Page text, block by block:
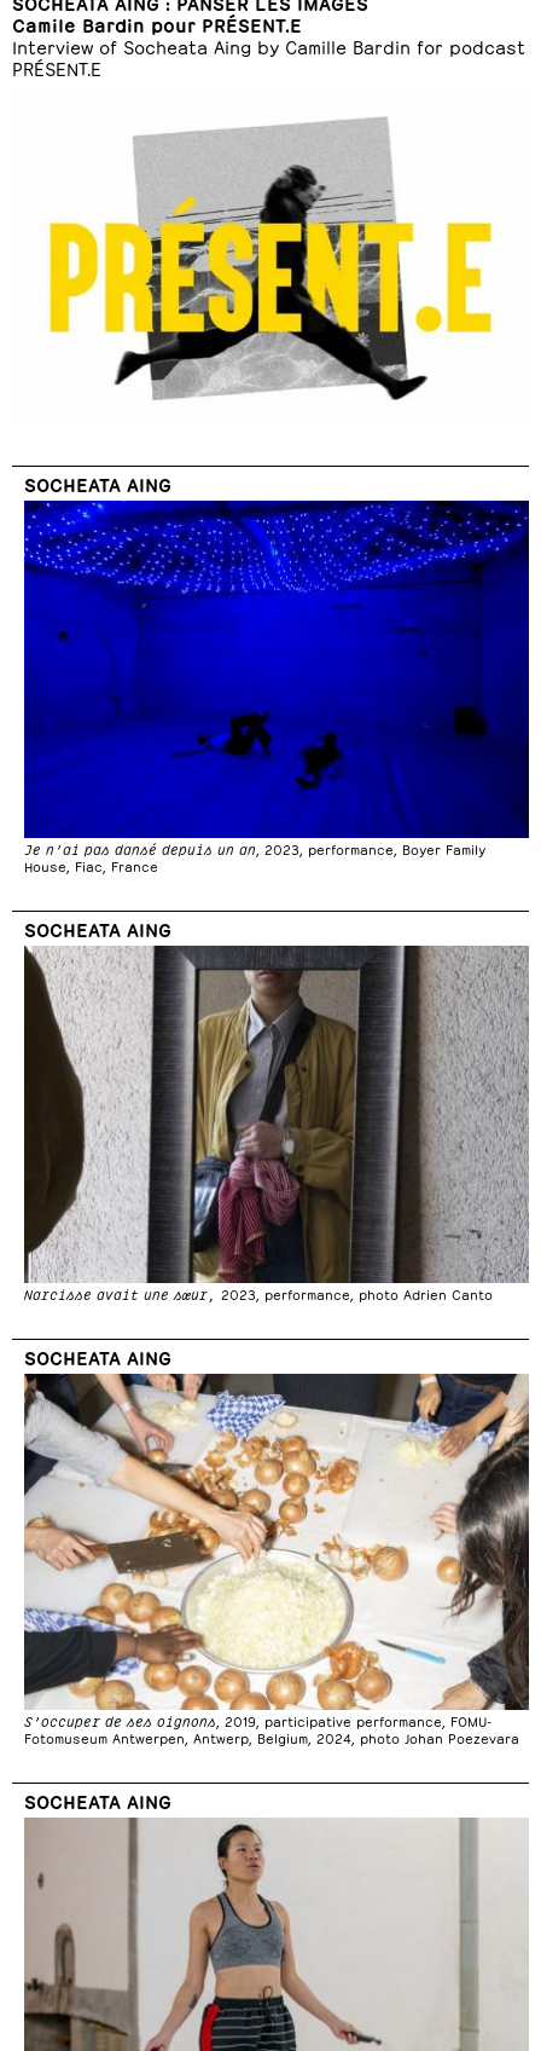
Camile Bardin pour PRÉSENT.E
Interview of Socheata Aing by Camille Bardin for podcast
PRÉSENT.E
SOCHEATA AING
Je n’ai pas dansé depuis un an, 2023, performance, Boyer Family
House, Fiac, France
SOCHEATA AING
Narcisse avait une sœur, 2023, performance, photo Adrien Canto
SOCHEATA AING
S’occuper de ses oignons, 2019, participative performance, FOMU-
Fotomuseum Antwerpen, Antwerp, Belgium, 2024, photo Johan Poezevara
SOCHEATA AING